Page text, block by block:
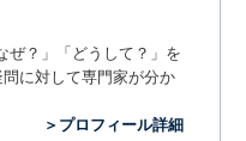
ぜ？」「どうして？」を
に対して専門家が分か
＞プロフィール詳細